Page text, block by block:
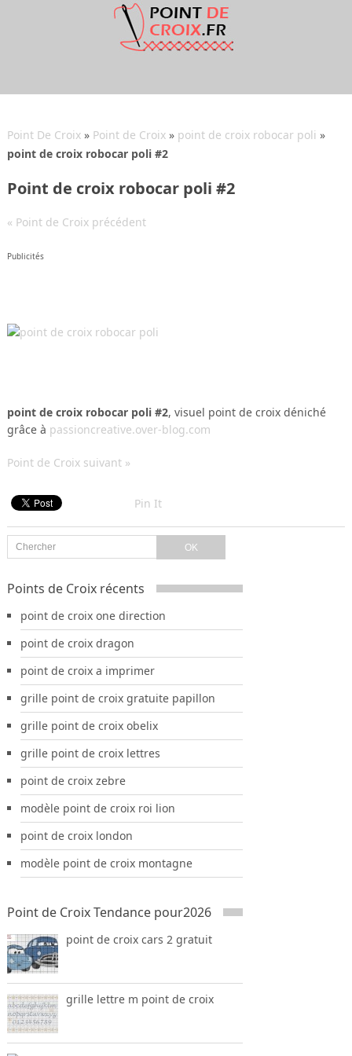
Point De Croix» Point de Croix» point de croix robocar poli »
point de croix robocar poli #2
Point de croix robocar poli #2
« Point de Croix précédent
Publicités
point de croix robocar poli #2, visuel point de croix déniché
grâce à passioncreative.over-blog.com
Point de Croix suivant »
Pin It
Points de Croix récents
point de croix one direction
point de croix dragon
point de croix a imprimer
grille point de croix gratuite papillon
grille point de croix obelix
grille point de croix lettres
point de croix zebre
modèle point de croix roi lion
point de croix london
modèle point de croix montagne
Point de Croix Tendance pour2026
point de croix cars 2 gratuit
grille lettre m point de croix